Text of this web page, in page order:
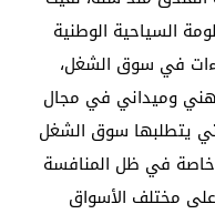
السياحية الوطنية
في سوق الشغل،
وميداني في مجال
يتطلبها سوق الشغل
في ظل المنافسة
على مختلف الأسواق